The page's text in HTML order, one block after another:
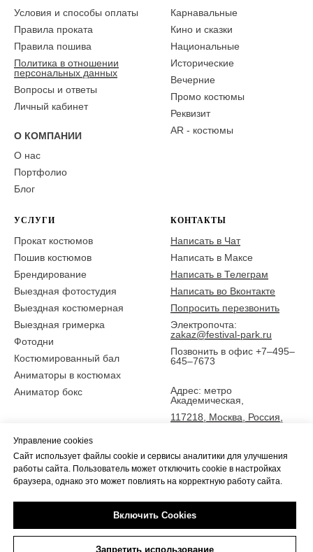
Условия и способы оплаты
Правила проката
Правила пошива
Политика в отношении
персональных данных
Вопросы и ответы
Личный кабинет
О КОМПАНИИ
О нас
Портфолио
Блог
Карнавальные
Кино и сказки
Национальные
Исторические
Вечерние
Промо костюмы
Реквизит
AR - костюмы
УСЛУГИ
Прокат костюмов
Пошив костюмов
Брендирование
Выездная фотостудия
Выездная костюмерная
Выездная гримерка
Фотодни
Костюмированный бал
Аниматоры в костюмах
Аниматор бокс
КОНТАКТЫ
Написать в Чат
Написать в Максе
Написать в Телеграм
Написать во Вконтакте
Попросить перезвонить
Электропочта:
zakaz@festival-park.ru
Позвонить в офис +7–495–
645–7673
Адрес: метро
Академическая,
117218, Москва, Россия,
5 эт., офис Фестиваль-парк
Управление cookies
Сайт использует файлы cookie и сервисы аналитики для улучшения
работы сайта. Пользователь может отключить cookie в настройках
браузера, однако это может повлиять на корректную работу сайта.
Включить Cookies
Запретить использование